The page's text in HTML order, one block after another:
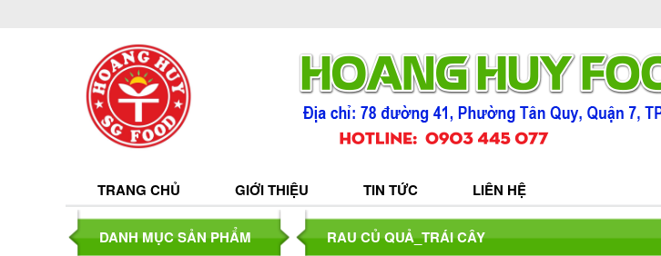
TRANG CHỦ GIỚI THIỆU TIN TỨC LIÊN HỆ
RAU CỦ QUẢ_TRÁI CÂY
DANH MỤC SẢN PHẨM